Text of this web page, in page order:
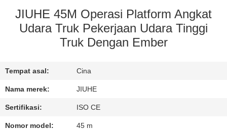
TENTANG
KAMI
PABRIK
KONTROL
KUALITAS
JIUHE 45M Operasi Platform Angkat
Udara Truk Pekerjaan Udara Tinggi
Truk Dengan Ember
Tempat asal: Cina
Nama merek: JIUHE
Sertifikasi: ISO CE
Nomor model: 45 m